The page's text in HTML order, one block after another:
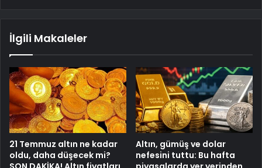
İlgili Makaleler
21 Temmuz altın ne kadar
oldu, daha düşecek mi?
Altın, gümüş ve dolar
nefesini tuttu: Bu hafta